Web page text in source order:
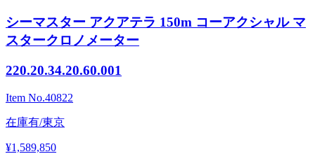
シーマスター アクアテラ 150m コーアクシャル マ
スタークロノメーター
220.20.34.20.60.001
Item No.40822
在庫有/東京
¥1,589,850